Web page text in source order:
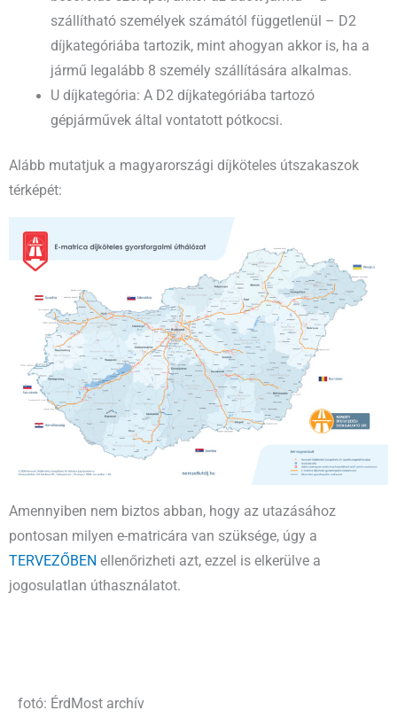
szállítható személyek számától függetlenül – D2
díjkategóriába tartozik, mint ahogyan akkor is, ha a
jármű legalább 8 személy szállítására alkalmas.
U díjkategória: A D2 díjkategóriába tartozó
gépjárművek által vontatott pótkocsi.
Alább mutatjuk a magyarországi díjköteles útszakaszok
térképét:
Amennyiben nem biztos abban, hogy az utazásához
pontosan milyen e-matricára van szüksége, úgy a
TERVEZŐBEN ellenőrizheti azt, ezzel is elkerülve a
jogosulatlan úthasználatot.
fotó: ÉrdMost archív